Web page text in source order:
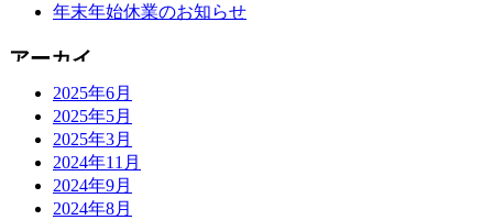
年末年始休業のお知らせ
2025年6月
2025年5月
2025年3月
2024年11月
2024年9月
2024年8月